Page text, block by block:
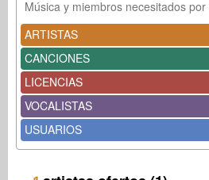
Música y miembros necesitados
ARTISTAS
CANCIONES
LICENCIAS
VOCALISTAS
USUARIOS